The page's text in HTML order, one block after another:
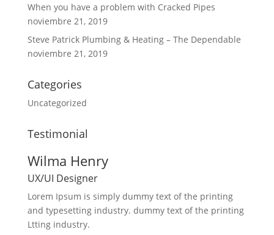
When you have a problem with Cracked Pipes
noviembre 21, 2019
Steve Patrick Plumbing & Heating – The Dependable
noviembre 21, 2019
Categories
Uncategorized
Testimonial
Wilma Henry
UX/UI Designer
Lorem Ipsum is simply dummy text of the printing
and typesetting industry. dummy text of the printing
Ltting industry.